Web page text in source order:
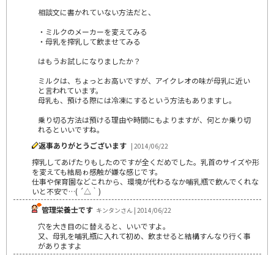
相談文に書かれていない方法だと、
・ミルクのメーカーを変えてみる
・母乳を搾乳して飲ませてみる
はもうお試しになりましたか？
ミルクは、ちょっとお高いですが、アイクレオの味が母乳に近い
と言われています。
母乳も、預ける際には冷凍にするという方法もありますし。
乗り切る方法は預ける理由や時間にもよりますが、何とか乗り切
れるといいですね。
返事ありがとうございます | 2014/06/22
搾乳してあげたりもしたのですが全くだめでした。乳首のサイズや形
を変えても結局ゎ感触が嫌な感じです。
仕事や保育園などこれから、環境が代わるなか哺乳瓶で飲んでくれな
いと不安で…( ´△｀)
管理栄養士です キンタンさん | 2014/06/22
穴を大き目のに替えると、いいですよ。
又、母乳を哺乳瓶に入れて初め、飲ませると結構すんなり行く事
がありますよ